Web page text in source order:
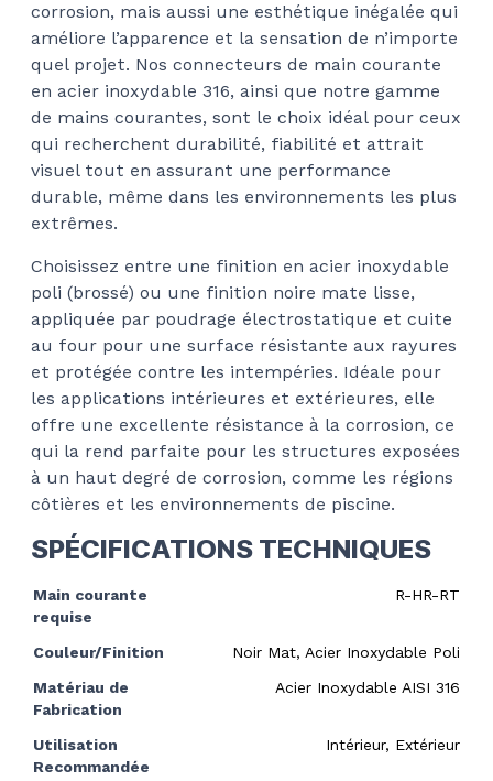
corrosion, mais aussi une esthétique inégalée qui
améliore l’apparence et la sensation de n’importe
quel projet. Nos connecteurs de main courante
en acier inoxydable 316, ainsi que notre gamme
de mains courantes, sont le choix idéal pour ceux
qui recherchent durabilité, fiabilité et attrait
visuel tout en assurant une performance
durable, même dans les environnements les plus
extrêmes.
Choisissez entre une finition en acier inoxydable
poli (brossé) ou une finition noire mate lisse,
appliquée par poudrage électrostatique et cuite
au four pour une surface résistante aux rayures
et protégée contre les intempéries. Idéale pour
les applications intérieures et extérieures, elle
offre une excellente résistance à la corrosion, ce
qui la rend parfaite pour les structures exposées
à un haut degré de corrosion, comme les régions
côtières et les environnements de piscine.
SPÉCIFICATIONS TECHNIQUES
Main courante
requise
R-HR-RT
Couleur/Finition
Noir Mat, Acier Inoxydable Poli
Matériau de
Fabrication
Acier Inoxydable AISI 316
Utilisation
Recommandée
Intérieur, Extérieur